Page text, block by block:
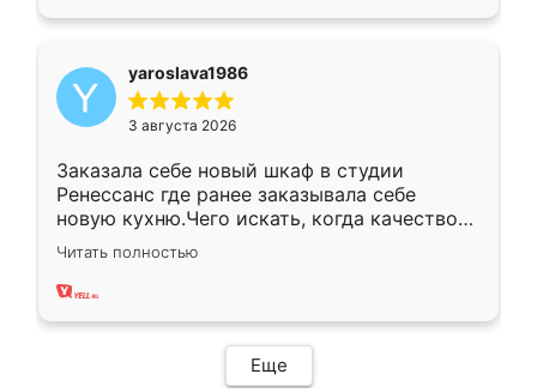
yaroslava1986
3 августа 2026
Заказала себе новый шкаф в студии
Ренессанс где ранее заказывала себе
новую кухню.Чего искать, когда качеством
вполне довольна. Служит кухня уже почти
два года, нареканий нет.
Читать полностью
Еще